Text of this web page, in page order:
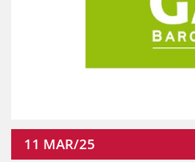
11 MAR/25